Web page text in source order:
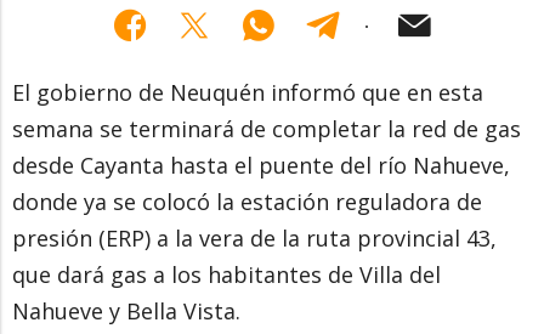
El gobierno de Neuquén informó que en esta
semana se terminará de completar la red de gas
desde Cayanta hasta el puente del río Nahueve,
donde ya se colocó la estación reguladora de
presión (ERP) a la vera de la ruta provincial 43,
que dará gas a los habitantes de Villa del
Nahueve y Bella Vista.